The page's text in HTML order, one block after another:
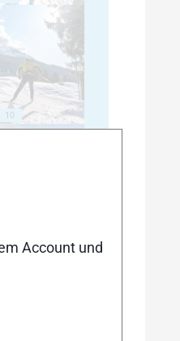
10
Account und